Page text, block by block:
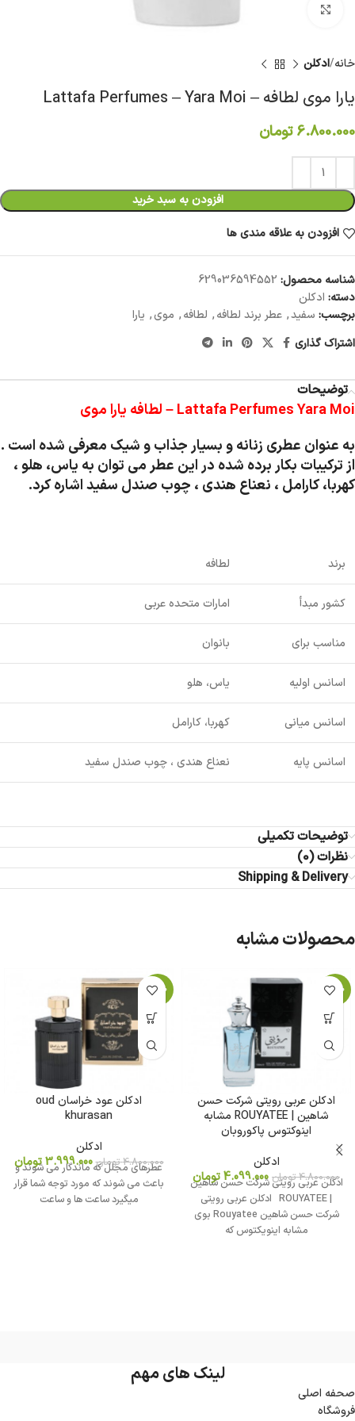
خانه ادکلن
یارا موی لطافه – Lattafa Perfumes – Yara Moi
6.800.000 تومان
افزودن به سبد خرید
افزودن به علاقه مندی ها
شناسه محصول: 629036594552
دسته: ادکلن
برچسب: سفید, عطر برند لطافه, لطافه, موی, یارا
اشتراک گذاری
توضیحات
Lattafa Perfumes Yara Moi –
لطافه یارا موی
به عنوان عطری زنانه و بسیار جذاب و شیک معرفی شده است .
از ترکیبات بکار برده شده در این عطر می توان به یاس، هلو ،
کهربا، کارامل ، نعناع هندی ، چوب صندل سفید اشاره کرد.
برند لطافه
کشور مبدأ امارات متحده عربی
مناسب برای بانوان
اسانس اولیه یاس، هلو
اسانس میانی کهربا، کارامل
اسانس پایه نعناع هندی ، چوب صندل سفید
توضیحات تکمیلی
نظرات (0)
Shipping & Delivery
محصولات مشابه
-15%
ادکلن عربی رویتی شرکت حسن
شاهین | ROUYATEE مشابه
اینوکتوس پاکوروبان
ادکلن
4.800.000تومان 4.099.000تومان
ادکلن عربی رویتی شرکت حسن شاهین
| ROUYATEE ادکلن عربی رویتی
شرکت حسن شاهین Rouyatee بوی
مشابه اینویکتوس که
-17%
ادکلن عود خراسان oud
khurasan
ادکلن
4.800.000تومان 3.999.000 تومان
عطرهای مجلل که ماندگار می شوند و
باعث می شوند که مورد توجه شما قرار
میگیرد ساعت ها و ساعت
لینک های مهم
صحفه اصلی
فروشگاه